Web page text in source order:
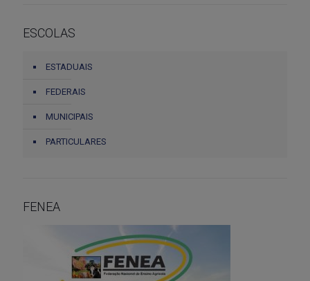
ESCOLAS
ESTADUAIS
FEDERAIS
MUNICIPAIS
PARTICULARES
FENEA